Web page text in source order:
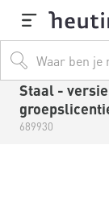
Staal -
689930